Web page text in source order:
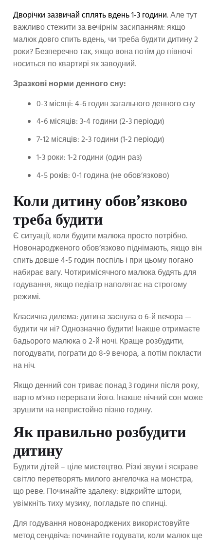
Дворічки зазвичай сплять вдень 1-3 години. Але тут
важливо стежити за вечірнім засипанням: якщо
малюк довго спить вдень, чи треба будити дитину 2
роки? Безперечно так, якщо вона потім до півночі
носиться по квартирі як заводний.
Зразкові норми денного сну:
0-3 місяці: 4-6 годин загального денного сну
4-6 місяців: 3-4 години (2-3 періоди)
7-12 місяців: 2-3 години (1-2 періоди)
1-3 роки: 1-2 години (один раз)
4-5 років: 0-1 година (не обов’язково)
Коли дитину обов’язково
треба будити
Є ситуації, коли будити малюка просто потрібно.
Новонародженого обов’язково піднімають, якщо він
спить довше 4-5 годин поспіль і при цьому погано
набирає вагу. Чотиримісячного малюка будять для
годування, якщо педіатр наполягає на строгому
режимі.
Класична дилема: дитина заснула о 6-й вечора —
будити чи ні? Однозначно будити! Інакше отримаєте
бадьорого малюка о 2-й ночі. Краще розбудити,
погодувати, пограти до 8-9 вечора, а потім покласти
на ніч.
Якщо денний сон триває понад 3 години після року,
варто м’яко перервати його. Інакше нічний сон може
зрушити на непристойно пізню годину.
Як правильно розбудити
дитину
Будити дітей – ціле мистецтво. Різкі звуки і яскраве
світло перетворять милого ангелочка на монстра,
що реве. Починайте здалеку: відкрийте штори,
увімкніть тиху музику, погладьте по спинці.
Для годування новонароджених використовуйте
метод сендвіча: починайте годувати, коли малюк ще